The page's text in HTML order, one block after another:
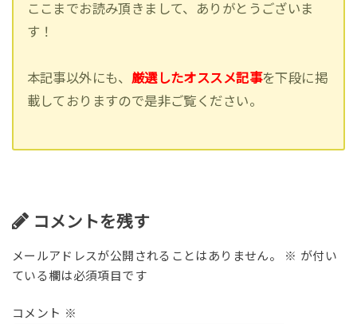
ここまでお読み頂きまして、ありがとうございま
す！
本記事以外にも、 厳選したオススメ記事を下段に掲
載しておりますので是非ご覧ください。
コメントを残す
メールアドレスが公開されることはありません。 ※ が付い
ている欄は必須項目です
コメント ※